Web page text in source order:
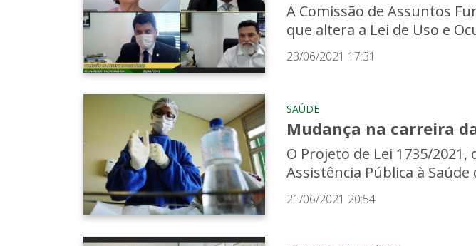
A Comissão de Assuntos
que altera a Lei de Uso e
23/06/2021 17:31
SAÚDE
Mudança na carreira
O Projeto de Lei 1735/
Assistência Pública à
21/06/2021 20:54